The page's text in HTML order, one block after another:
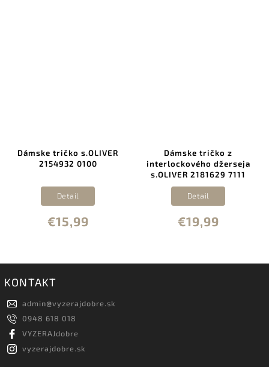
Dámske tričko s.OLIVER
2154932 0100
€15,99
Detail
Dámske tričko z
interlockového džerseja
s.OLIVER 2181629 7111
€19,99
Detail
KONTAKT
admin@vyzerajdobre.sk
0948 618 018
VYZERAJdobre
vyzerajdobre.sk